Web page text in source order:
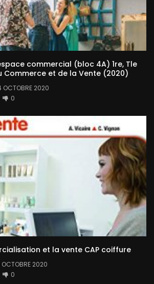
commercial (bloc 4A) 1re, Tle
Commerce et de la Vente (2020)
OCTOBRE 2020
0
et la vente CAP coiffure
OCTOBRE 2020
0